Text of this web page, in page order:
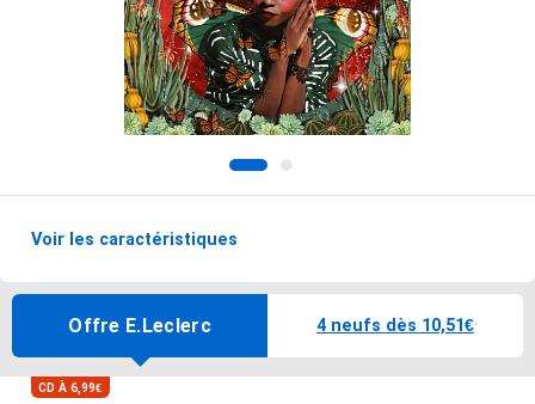
1
Voir les caractéristiques
Options de livraisons du produit
Offre E.Leclerc 4 neufs dès 10,51€
CD À 6,99€